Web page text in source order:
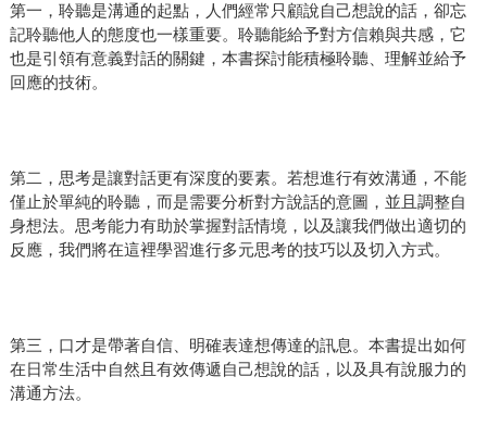
第一，聆聽是溝通的起點，人們經常只顧說自己想說的話，卻忘
記聆聽他人的態度也一樣重要。聆聽能給予對方信賴與共感，它
也是引領有意義對話的關鍵，本書探討能積極聆聽、理解並給予
回應的技術。
第二，思考是讓對話更有深度的要素。若想進行有效溝通，不能
僅止於單純的聆聽，而是需要分析對方說話的意圖，並且調整自
身想法。思考能力有助於掌握對話情境，以及讓我們做出適切的
反應，我們將在這裡學習進行多元思考的技巧以及切入方式。
第三，口才是帶著自信、明確表達想傳達的訊息。本書提出如何
在日常生活中自然且有效傳遞自己想說的話，以及具有說服力的
溝通方法。